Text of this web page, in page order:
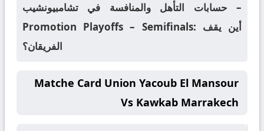
حسابات التأهل والمنافسة في تشامبيونشيب –
Promotion Playoffs – Semifinals: أين يقف
الفريقان؟
Matche Card Union Yacoub El Mansour
Vs Kawkab Marrakech